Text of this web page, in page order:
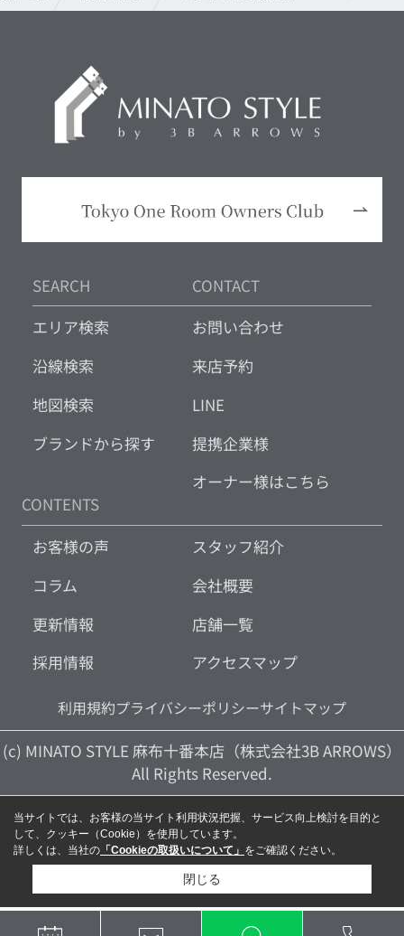
SEARCH
エリア検索
沿線検索
地図検索
ブランドから探す
CONTACT
お問い合わせ
来店予約
LINE
提携企業様
オーナー様はこちら
CONTENTS
お客様の声
コラム
更新情報
採用情報
スタッフ紹介
会社概要
店舗一覧
アクセスマップ
利用規約プライバシーポリシーサイトマップ
(c) MINATO STYLE 麻布十番本店（株式会社3B ARROWS）
All Rights Reserved.
当サイトでは、お客様の当サイト利用状況把握、サービス向上検討を目的と
して、クッキー（Cookie）を使用しています。
詳しくは、当社の 「Cookieの取扱いについて」 をご確認ください。
閉じる